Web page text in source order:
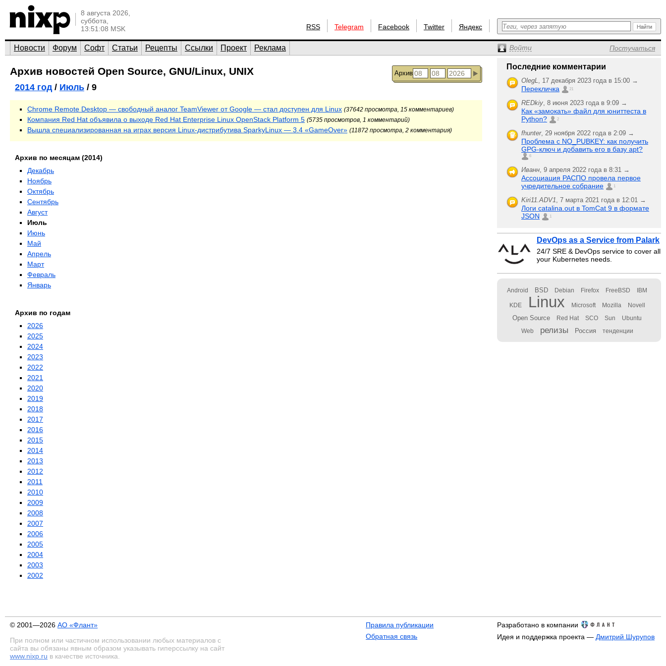
8 августа 2026,
суббота,
13:51:08 MSK
RSS Telegram Facebook Twitter Яндекс
Новости Форум Софт Статьи Рецепты Ссылки Проект Реклама Войти Постучаться
Архив
Архив новостей Open Source, GNU/Linux, UNIX
2014 год/ Июль / 9
Chrome Remote Desktop — свободный аналог TeamViewer от Google — стал доступен для Linux (37642 просмотра, 15 комментариев)
Компания Red Hat объявила о выходе Red Hat Enterprise Linux OpenStack Platform 5 (5735 просмотров, 1 комментарий)
Вышла специализированная на играх версия Linux-дистрибутива SparkyLinux — 3.4 «GameOver» (11872 просмотра, 2 комментария)
Архив по месяцам (2014)
Декабрь
Ноябрь
Октябрь
Сентябрь
Август
Июль
Июнь
Май
Апрель
Март
Февраль
Январь
Архив по годам
2026
2025
2024
2023
2022
2021
2020
2019
2018
2017
2016
2015
2014
2013
2012
2011
2010
2009
2008
2007
2006
2005
2004
2003
2002
Последние комментарии
OlegL, 17 декабря 2023 года в 15:00 →
Перекличка 21
REDkiy, 8 июня 2023 года в 9:09 →
Как «замокать» файл для юниттеста в
Python?
2
fhunter, 29 ноября 2022 года в 2:09 →
Проблема с NO_PUBKEY: как получить
GPG-ключ и добавить его в базу apt?
6
Иванн, 9 апреля 2022 года в 8:31 →
Ассоциация РАСПО провела первое
учредительное собрание
1
Kiri11.ADV1, 7 марта 2021 года в 12:01 →
Логи catalina.out в TomCat 9 в формате
JSON
1
DevOps as a Service from Palark
24/7 SRE & DevOps service to cover all
your Kubernetes needs.
Android BSD Debian Firefox FreeBSD IBM
KDE Linux Microsoft Mozilla Novell
Open Source Red Hat SCO Sun Ubuntu
Web релизы Россия тенденции
© 2001—2026 АО «Флант»
При полном или частичном использовании любых материалов с
сайта вы обязаны явным образом указывать гиперссылку на сайт
www.nixp.ru в качестве источника.
Правила публикации
Обратная связь
Разработано в компании
Идея и поддержка проекта — Дмитрий Шурупов